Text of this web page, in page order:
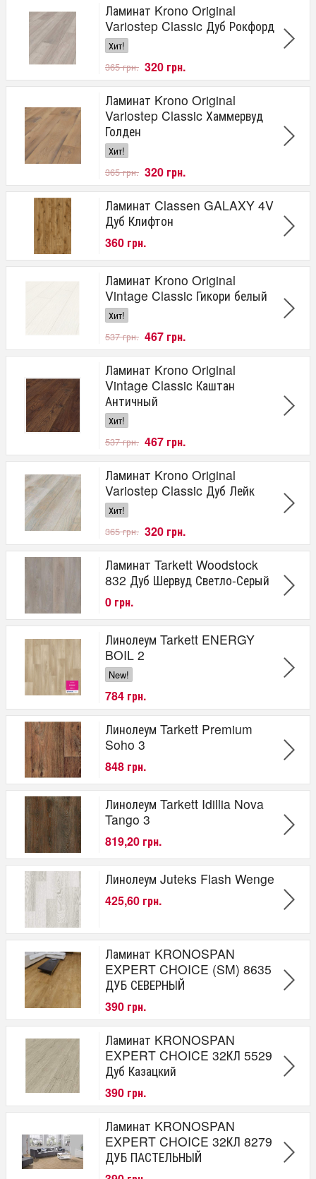
Ламинат Krono Original
Variostep Classic Дуб Рокфорд
Хит!
365 грн. 320 грн.
Ламинат Krono Original
Variostep Classic Хаммервуд
Голден
Хит!
365 грн. 320 грн.
Ламинат Classen GALAXY 4V
Дуб Клифтон
360 грн.
Ламинат Krono Original
Vintage Classic Гикори белый
Хит!
537 грн. 467 грн.
Ламинат Krono Original
Vintage Classic Каштан
Античный
Хит!
537 грн. 467 грн.
Ламинат Krono Original
Variostep Classic Дуб Лейк
Хит!
365 грн. 320 грн.
Ламинат Tarkett Woodstock
832 Дуб Шервуд Светло-Серый
0 грн.
Линолеум Tarkett ENERGY
BOIL 2
New!
784 грн.
Линолеум Tarkett Premium
Soho 3
848 грн.
Линолеум Tarkett Idillia Nova
Tango 3
819,20 грн.
Линолеум Juteks Flash Wenge
425,60 грн.
Ламинат KRONOSPAN
EXPERT CHOICE (SM) 8635
ДУБ СЕВЕРНЫЙ
390 грн.
Ламинат KRONOSPAN
EXPERT CHOICE 32КЛ 5529
Дуб Казацкий
390 грн.
Ламинат KRONOSPAN
EXPERT CHOICE 32КЛ 8279
ДУБ ПАСТЕЛЬНЫЙ